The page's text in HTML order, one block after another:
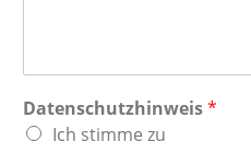
Datenschutzhinweis*
Ich stimme zu